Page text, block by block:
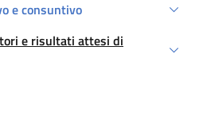
e consuntivo
e risultati attesi di